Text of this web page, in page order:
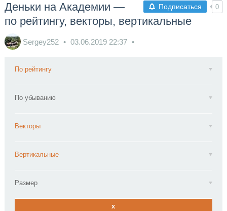
Подписаться 0
Деньки на Академии —
по рейтингу, векторы, вертикальные
Sergey252 03.06.2019 22:37
По рейтингу
По убыванию
Векторы
Вертикальные
Размер
x